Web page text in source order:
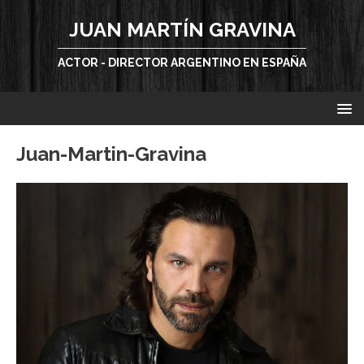
JUAN MARTÍN GRAVINA
ACTOR - DIRECTOR ARGENTINO EN ESPAÑA
Juan-Martin-Gravina